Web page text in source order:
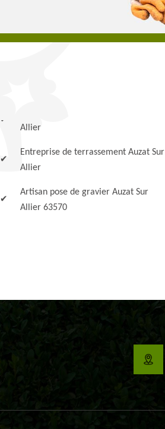
Allier
Entreprise de terrassement Auzat Sur
Allier
Artisan pose de gravier Auzat Sur
Allier 63570